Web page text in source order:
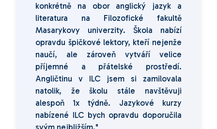
konkrétně na obor anglický jazyk a
literatura na Filozofické fakultě
Masarykovy univerzity. Škola nabízí
opravdu špičkové lektory, kteří nejenže
naučí, ale zároveň vytváří velice
příjemné a přátelské prostředí.
Angličtinu v ILC jsem si zamilovala
natolik, že školu stále navštěvuji
alespoň 1x týdně. Jazykové kurzy
nabízené ILC bych opravdu doporučila
svým nejbližším."